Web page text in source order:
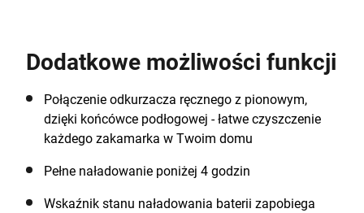
szczelinową dotrzyj do wszystkich zakamarków i
Dodatkowe możliwości funkcji
Połączenie odkurzacza ręcznego z pionowym,
dzięki końcówce podłogowej - łatwe czyszczenie
każdego zakamarka w Twoim domu
Pełne naładowanie poniżej 4 godzin
Wskaźnik stanu naładowania baterii zapobiega